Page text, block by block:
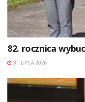
82. rocznica
31 LIPCA 2026